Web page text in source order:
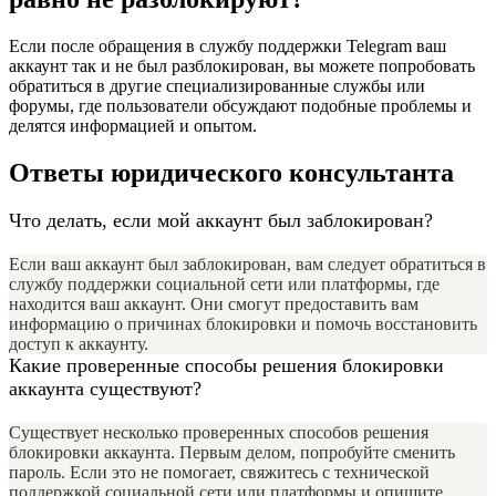
Если после обращения в службу поддержки Telegram ваш
аккаунт так и не был разблокирован, вы можете попробовать
обратиться в другие специализированные службы или
форумы, где пользователи обсуждают подобные проблемы и
делятся информацией и опытом.
Ответы юридического консультанта
Что делать, если мой аккаунт был заблокирован?
Если ваш аккаунт был заблокирован, вам следует обратиться в
службу поддержки социальной сети или платформы, где
находится ваш аккаунт. Они смогут предоставить вам
информацию о причинах блокировки и помочь восстановить
доступ к аккаунту.
Какие проверенные способы решения блокировки
аккаунта существуют?
Существует несколько проверенных способов решения
блокировки аккаунта. Первым делом, попробуйте сменить
пароль. Если это не помогает, свяжитесь с технической